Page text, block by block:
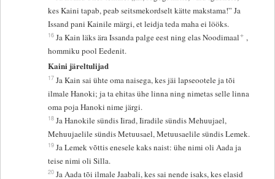
kes Kaini tapab, peab seitsmekordselt kätte makstama!” Ja
Issand pani Kainile märgi, et leidja teda maha ei lööks.
16 Ja Kain läks ära Issanda palge eest ning elas Noodimaal+ ,
hommiku pool Eedenit.
Kaini järeltulijad
17 Ja Kain sai ühte oma naisega, kes jäi lapseootele ja tõi
ilmale Hanoki; ja ta ehitas ühe linna ning nimetas selle linna
oma poja Hanoki nime järgi.
18 Ja Hanokile sündis Iirad, Iiradile sündis Mehuujael,
Mehuujaelile sündis Metuusael, Metuusaelile sündis Lemek.
19 Ja Lemek võttis enesele kaks naist: ühe nimi oli Aada ja
teise nimi oli Silla.
20 Ja Aada tõi ilmale Jaabali, kes sai nende isaks, kes elasid